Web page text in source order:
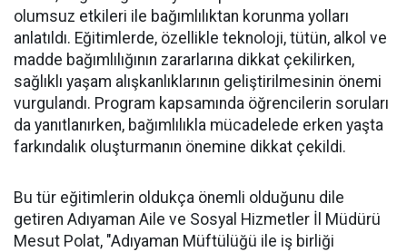
olumsuz etkileri ile bağımlılıktan korunma yolları
anlatıldı. Eğitimlerde, özellikle teknoloji, tütün, alkol ve
madde bağımlılığının zararlarına dikkat çekilirken,
sağlıklı yaşam alışkanlıklarının geliştirilmesinin önemi
vurgulandı. Program kapsamında öğrencilerin soruları
da yanıtlanırken, bağımlılıkla mücadelede erken yaşta
farkındalık oluşturmanın önemine dikkat çekildi.
Bu tür eğitimlerin oldukça önemli olduğunu dile
getiren Adıyaman Aile ve Sosyal Hizmetler İl Müdürü
Mesut Polat, "Adıyaman Müftülüğü ile iş birliği